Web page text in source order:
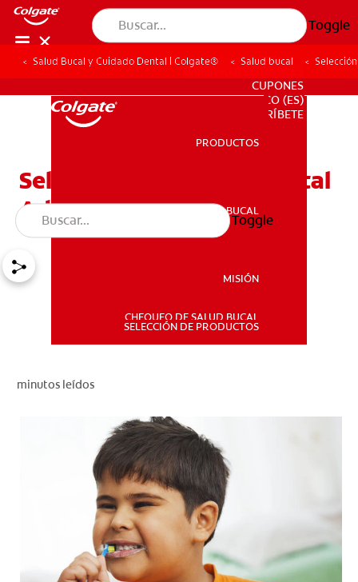
Toggle
SALUD BUCAL
PARA PROFESIONALES
SUSCRÍBETE
PARA PROFESIONALES
CUPONES
CO (ES)
SUSCRÍBETE
PRODUCTOS
SALUD BUCAL
MISIÓN
CHEQUEO DE SALUD BUCAL
SELECCIÓN DE PRODUCTOS
Toggle
Salud Bucal y Cuidado Dental | Colgate® Salud bucal
Selección Del Cepillo Dental
Adecuado
minutos leídos